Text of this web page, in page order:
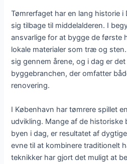
Tømrerfaget har en lang historie
sig tilbage til middelalderen. I
ansvarlige for at bygge de første
lokale materialer som træ og
sig gennem årene, og i dag er
byggebranchen, der omfatter
renovering.
I København har tømrere spillet
udvikling. Mange af de historiske
byen i dag, er resultatet af
evne til at kombinere traditionelt
teknikker har gjort det muligt at